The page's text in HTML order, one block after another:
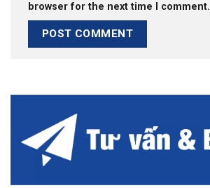
browser for the next time I comment.